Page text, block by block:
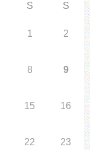
S S
1 2
8 9
15 16
22 23